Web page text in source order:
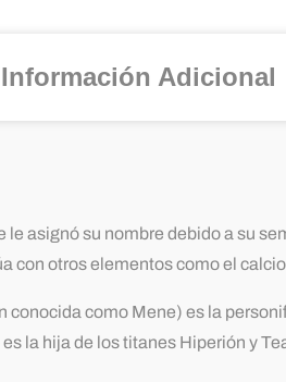
Información Adicional
asignó su nombre debido a su
con otros elementos como el
conocida como Mene) es la
la hija de los titanes Hiperión y